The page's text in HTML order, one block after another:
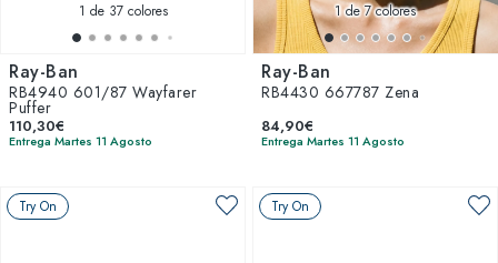
1 de 37 colores
Ray-Ban
RB4940 601/87 Wayfarer
Puffer
110,30€
Entrega Martes 11 Agosto
1de 7 colores
Ray-Ban
RB4430 667787 Zena
84,90€
Entrega Martes 11 Agosto
Try On Try On